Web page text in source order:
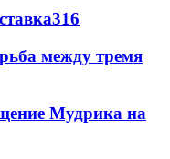
316
между тремя
Мудрика на